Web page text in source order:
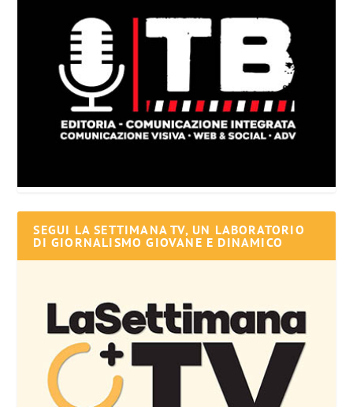
SEGUI LA SETTIMANA TV, UN LABORATORIO
DI GIORNALISMO GIOVANE E DINAMICO